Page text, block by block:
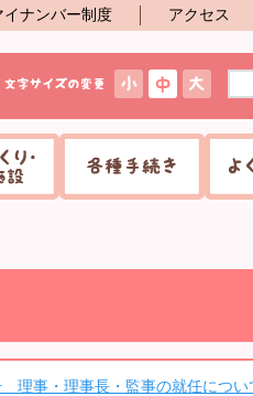
イナンバー制度 アクセス
理事・理事長・監事の就任につい